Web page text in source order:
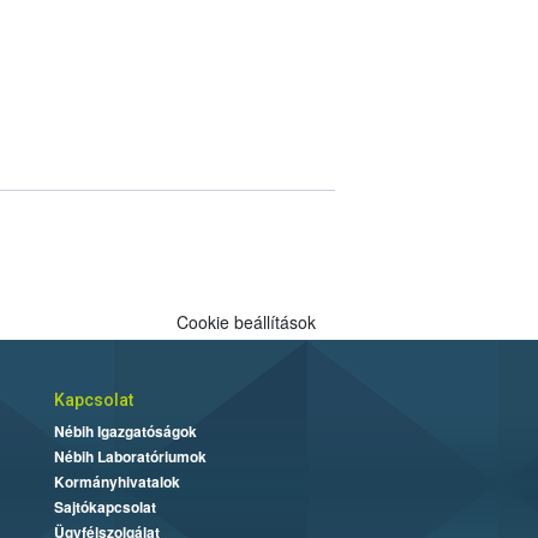
Cookie beállítások
Kapcsolat
Nébih Igazgatóságok
Nébih Laboratóriumok
Kormányhivatalok
Sajtókapcsolat
Ügyfélszolgálat